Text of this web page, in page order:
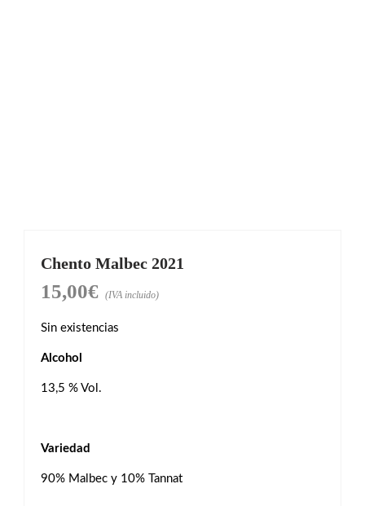
Chento Malbec 2021
15,00€ (IVA incluido)
Sin existencias
Alcohol
13,5 % Vol.
Variedad
90% Malbec y 10% Tannat